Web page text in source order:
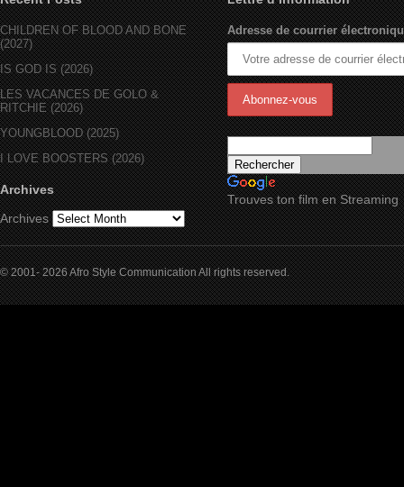
CHILDREN OF BLOOD AND BONE
(2027)
IS GOD IS (2026)
LES VACANCES DE GOLO &
RITCHIE (2026)
YOUNGBLOOD (2025)
I LOVE BOOSTERS (2026)
Archives
Archives
Adresse de courrier
Trouves ton film en Streaming
© 2001- 2026 Afro Style Communication All rights reserved.